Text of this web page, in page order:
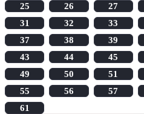
25
26 27
31
32 33
37
38 39
43
44 45
49
50 51
55
56 57
61